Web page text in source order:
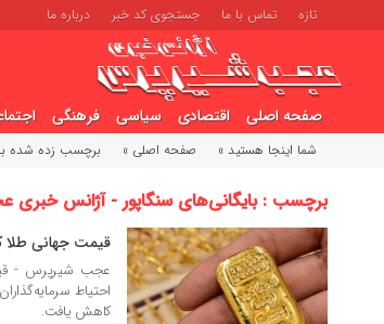
تازه تماس با ما جستجوی کد خبر درباره ما
صفحه اصلی اقتصادی سیاسی فرهنگی
شما اینجا هستید » صفحه اصلی » برچسب زده شده
برچسب : بایگانی‌های سنگاپور - آژانس
15 مرداد 1404 قیمت جهانی
عجب شیرپرس -
احتیاط
کاهش یافت.